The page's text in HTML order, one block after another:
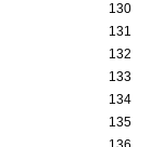
130
131
132
133
134
135